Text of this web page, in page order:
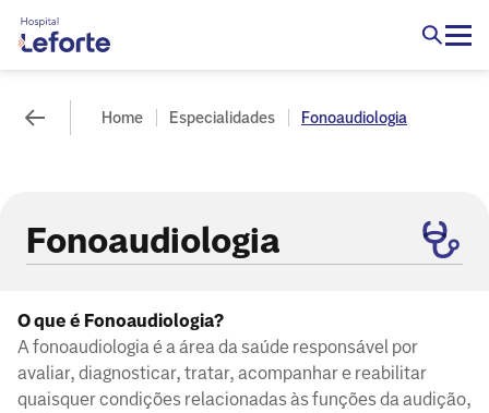
Home Especialidades Fonoaudiologia
Fonoaudiologia
O que é Fonoaudiologia?
A fonoaudiologia é a área da saúde responsável por
avaliar, diagnosticar, tratar, acompanhar e reabilitar
quaisquer condições relacionadas às funções da audição,